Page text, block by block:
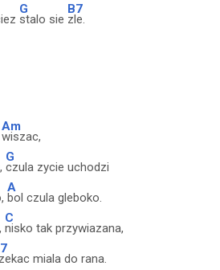
G
stalo sie
B7
zle.
Am
wiszac,
G
czula zycie uchodzi
A
bol czula gleboko.
C
nisko tak przywiazana,
miala do rana.